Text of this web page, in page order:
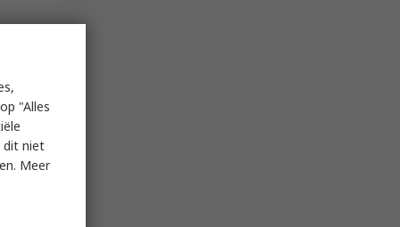
"Alles
dit niet
Meer